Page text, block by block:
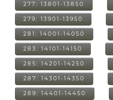
277: 13801-13850
279: 13901-13950
281: 14001-14050
283: 14101-14150
285: 14201-14250
287: 14301-14350
289: 14401-14450